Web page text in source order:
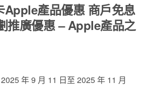
Apple產品優惠 商戶免息
推廣優惠 – Apple產品之
年 9 ⽉ 11 ⽇⾄ 2025 年 11 ⽉